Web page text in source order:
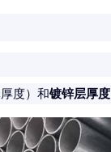
度）和镀锌层厚度